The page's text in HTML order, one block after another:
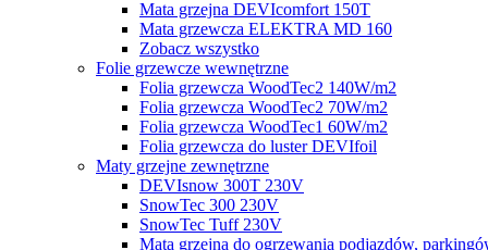
Mata grzejna DEVIcomfort 150T
Mata grzewcza ELEKTRA MD 160
Zobacz wszystko
Folie grzewcze wewnętrzne
Folia grzewcza WoodTec2 140W/m2
Folia grzewcza WoodTec2 70W/m2
Folia grzewcza WoodTec1 60W/m2
Folia grzewcza do luster DEVIfoil
Maty grzejne zewnętrzne
DEVIsnow 300T 230V
SnowTec 300 230V
SnowTec Tuff 230V
Mata grzejna do ogrzewania podjazdów,